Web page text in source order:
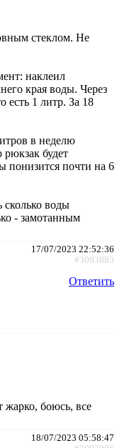
стеклом. Не
наклеил
края воды. Через
есть 1 литр. За 18
в неделю
рюкзак будет
понизится почти на 6
сколько воды
- замотанным
17/07/2023 22:52:36
#3093883
Ответить
жарко, боюсь, все
18/07/2023 05:58:47